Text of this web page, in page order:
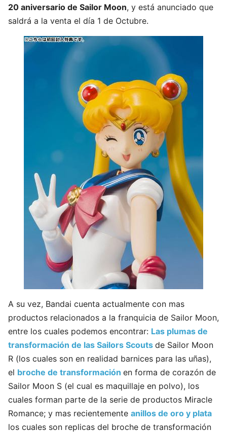
20 aniversario de Sailor Moon, y está anunciado que
saldrá a la venta el día 1 de Octubre.
A su vez, Bandai cuenta actualmente con mas
productos relacionados a la franquicia de Sailor Moon,
entre los cuales podemos encontrar: Las plumas de
transformación de las Sailors Scouts de Sailor Moon
R (los cuales son en realidad barnices para las uñas),
el broche de transformación en forma de corazón de
Sailor Moon S (el cual es maquillaje en polvo), los
cuales forman parte de la serie de productos Miracle
Romance; y mas recientemente anillos de oro y plata
los cuales son replicas del broche de transformación